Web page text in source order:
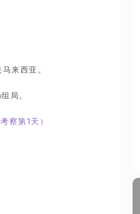
来西亚。
局。
察第1天）